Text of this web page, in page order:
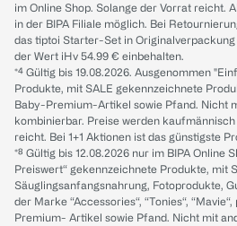
im Online Shop. Solange der Vorrat reicht.
in der BIPA Filiale möglich. Bei
das tiptoi Starter-Set in
der Wert iHv 54.99 € einbehalten.
*⁴ Gültig bis 19.08.2026. Ausgenommen
Produkte, mit SALE gekennzeichnete
Baby-Premium-Artikel sowie Pfand. Nicht
kombinierbar. Preise werden
reicht. Bei 1+1 Aktionen ist das günstigste
*⁸ Gültig bis 12.08.2026 nur im BIPA Online
Preiswert“ gekennzeichnete Produkte, mit
Säuglingsanfangsnahrung, Fotoprodukte,
der Marke “Accessories“, “Tonies“,
Premium- Artikel sowie Pfand. Nicht mit